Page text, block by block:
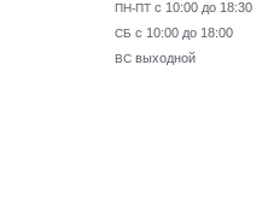
ПН-ПТ с 10:00 до 18:30
СБ с 10:00 до 18:00
ВС выходной